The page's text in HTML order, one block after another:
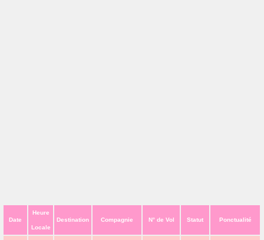
Date
Heure
Locale
Destination Compagnie N° de Vol Statut Ponctualité